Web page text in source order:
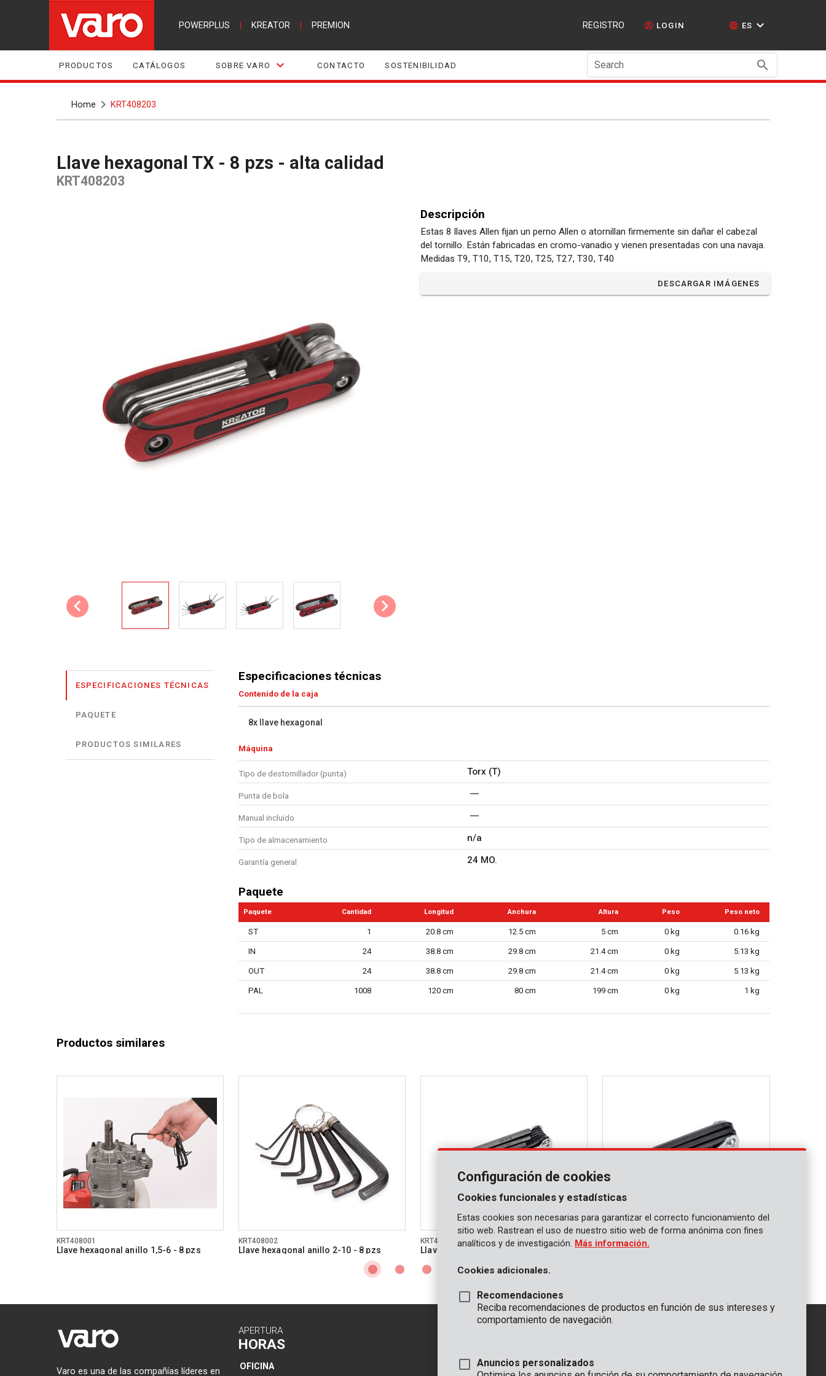
POWERPLUS KREATOR PREMION REGISTRO LOGIN ES
PRODUCTOS CATÁLOGOS SOBRE VARO CONTACTO SOSTENIBILIDAD Search
Home KRT408203
Llave hexagonal TX - 8 pzs - alta calidad
KRT408203
Descripción
Estas 8 llaves Allen fijan un perno Allen o atornillan firmemente sin dañar el cabezal
del tornillo. Están fabricadas en cromo-vanadio y vienen presentadas con una navaja.
Medidas T9, T10, T15, T20, T25, T27, T30, T40
DESCARGAR IMÁGENES
ESPECIFICACIONES TÉCNICAS
PAQUETE
PRODUCTOS SIMILARES
Especificaciones técnicas
Contenido de la caja
8x llave hexagonal
Máquina
Tipo de destornillador (punta) Torx (T)
Punta de bola
Manual incluido
Tipo de almacenamiento n/a
Garantía general 24 MO.
Paquete
Paquete Cantidad Longitud Anchura Altura Peso Peso neto
ST 1 20.8 cm 12.5 cm 5 cm 0 kg 0.16 kg
IN 24 38.8 cm 29.8 cm 21.4 cm 0 kg 5.13 kg
OUT 24 38.8 cm 29.8 cm 21.4 cm 0 kg 5.13 kg
PAL 1008 120 cm 80 cm 199 cm 0 kg 1 kg
Productos similares
KRT408001
Llave hexagonal anillo 1,5-6 - 8 pzs
KRT408002
Llave hexagonal anillo 2-10 - 8 pzs
KRT408101
Llave hexagonal 1,5-8 - 8 pzs
KRT408102
Llave hexagonal junta esférica - 8 pzs
Varo es una de las compañías líderes en
APERTURA
HORAS
OFICINA
OFICINA GENERAL
Configuración de cookies
Cookies funcionales y estadísticas
Estas cookies son necesarias para garantizar el correcto funcionamiento del
sitio web. Rastrean el uso de nuestro sitio web de forma anónima con fines
analíticos y de investigación. Más información.
Cookies adicionales.
Recomendaciones
Reciba recomendaciones de productos en función de sus intereses y
comportamiento de navegación.
Anuncios personalizados